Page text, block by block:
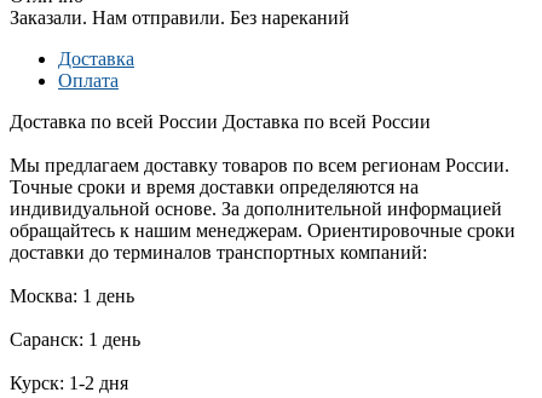
Заказали. Нам отправили. Без нареканий
Доставка
Оплата
Доставка по всей России Доставка по всей России
Мы предлагаем доставку товаров по всем регионам России.
Точные сроки и время доставки определяются на
индивидуальной основе. За дополнительной информацией
обращайтесь к нашим менеджерам. Ориентировочные сроки
доставки до терминалов транспортных компаний:
Москва: 1 день
Саранск: 1 день
Курск: 1-2 дня